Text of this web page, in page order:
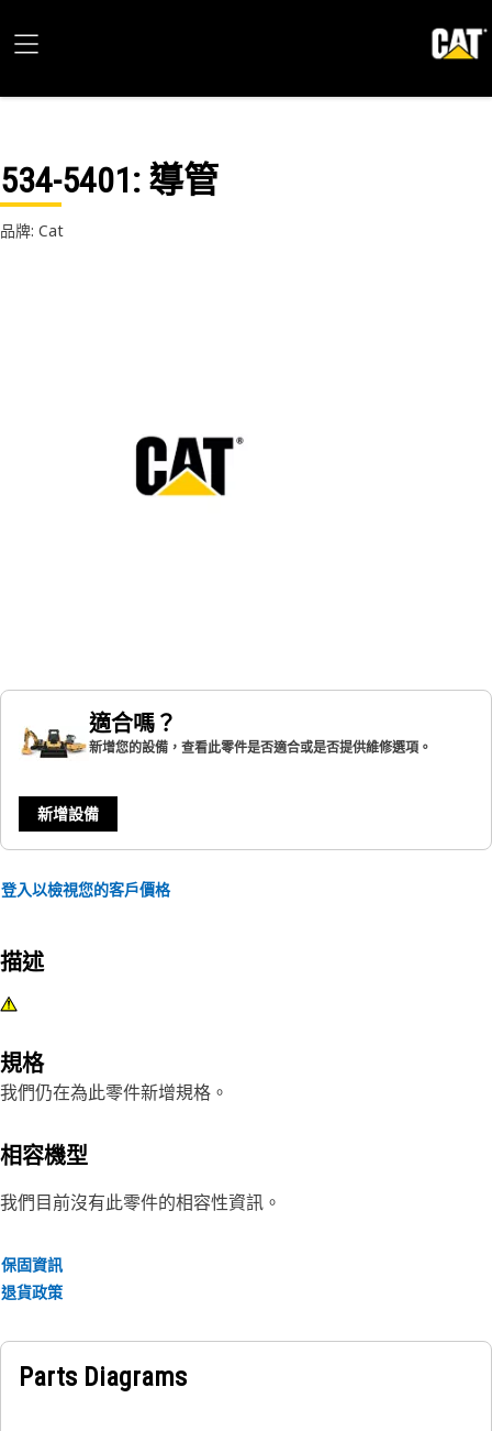
534-5401: 導管
品牌: Cat
適合嗎？
新增您的設備，查看此零件是否適合或是否提供維修選項。
新增設備
登入以檢視您的客戶價格
描述
規格
我們仍在為此零件新增規格。
相容機型
我們目前沒有此零件的相容性資訊。
保固資訊
退貨政策
Parts Diagrams